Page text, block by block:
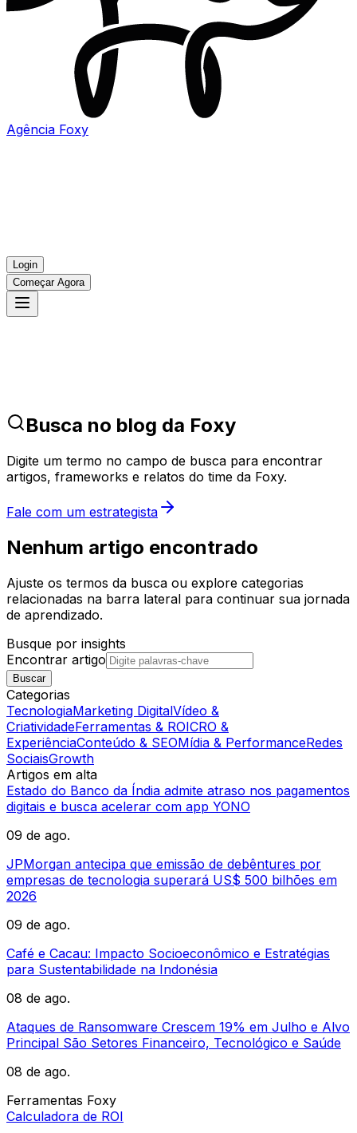
Agência Foxy
Login
Começar Agora
Busca no blog da Foxy
Digite um termo no campo de busca para encontrar
artigos, frameworks e relatos do time da Foxy.
Fale com um estrategista
Nenhum artigo encontrado
Ajuste os termos da busca ou explore categorias
relacionadas na barra lateral para continuar sua jornada
de aprendizado.
Busque por insights
Encontrar artigo
Buscar
Categorias
TecnologiaMarketing DigitalVídeo &
CriatividadeFerramentas & ROICRO &
ExperiênciaConteúdo & SEOMídia & PerformanceRedes
SociaisGrowth
Artigos em alta
Estado do Banco da Índia admite atraso nos pagamentos
digitais e busca acelerar com app YONO
09 de ago.
JPMorgan antecipa que emissão de debêntures por
empresas de tecnologia superará US$ 500 bilhões em
2026
09 de ago.
Café e Cacau: Impacto Socioeconômico e Estratégias
para Sustentabilidade na Indonésia
08 de ago.
Ataques de Ransomware Crescem 19% em Julho e Alvo
Principal São Setores Financeiro, Tecnológico e Saúde
08 de ago.
Ferramentas Foxy
Calculadora de ROI